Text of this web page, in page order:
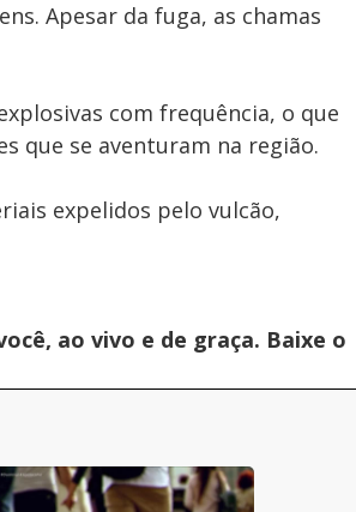
Apesar da fuga, as chamas
com frequência, o que
que se aventuram na região.
expelidos pelo vulcão,
ao vivo e de graça. Baixe o